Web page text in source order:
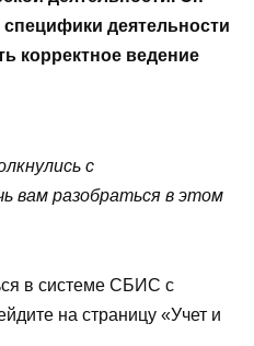
деятельности
корректное ведение
с
вам разобраться в этом
в системе СБИС с
на страницу «Учет и